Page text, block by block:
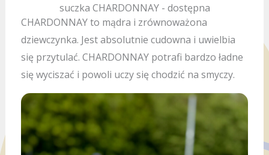
suczka CHARDONNAY - dostępna
CHARDONNAY to mądra i zrównoważona
dziewczynka. Jest absolutnie cudowna i uwielbia
się przytulać. CHARDONNAY potrafi bardzo ładne
się wyciszać i powoli uczy się chodzić na smyczy.